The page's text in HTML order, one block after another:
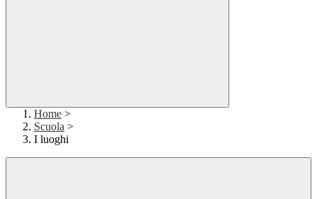
Home >
Scuola >
I luoghi